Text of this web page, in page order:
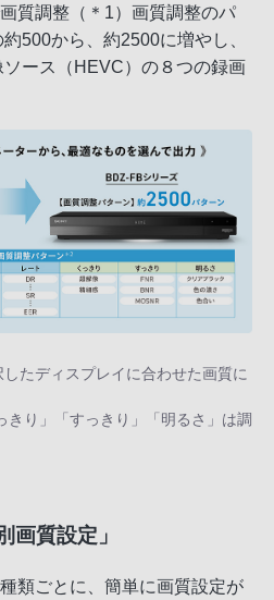
質調整（＊1）画質調整のパ
500から、約2500に増やし、
ース（HEVC）の８つの録画
たディスプレイに合わせた画質に
きり」「すっきり」「明るさ」は調
画質設定」
類ごとに、簡単に画質設定が